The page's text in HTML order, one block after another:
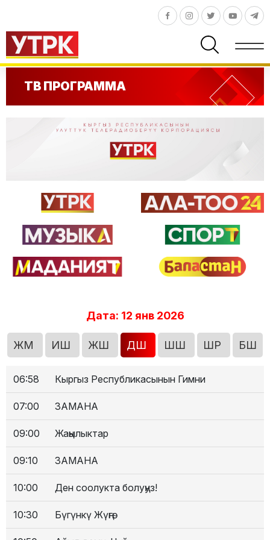
ТВ ПРОГРАММА
Дата: 12 янв 2026
ЖМ ИШ ЖШ ДШ ШШ ШР БШ
06:58 Кыргыз Республикасынын Гимни
07:00 ЗАМАНА
09:00 Жаңылыктар
09:10 ЗАМАНА
10:00 Ден соолукта болуңуз!
10:30 Бүгүнкү Жүңгө